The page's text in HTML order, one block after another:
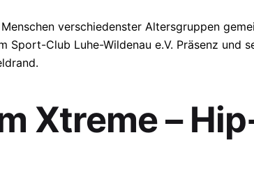
verschiedenster Altersgruppen
Sport-Club Luhe-Wildenau e.V. Präsenz und
Xtreme –